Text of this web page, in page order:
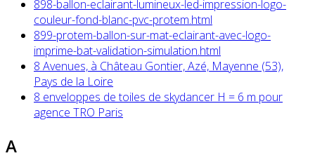
898-ballon-eclairant-lumineux-led-impression-logo-
couleur-fond-blanc-pvc-protem.html
899-protem-ballon-sur-mat-eclairant-avec-logo-
imprime-bat-validation-simulation.html
8 Avenues, à Château Gontier, Azé, Mayenne (53),
Pays de la Loire
8 enveloppes de toiles de skydancer H = 6 m pour
agence TRO Paris
A